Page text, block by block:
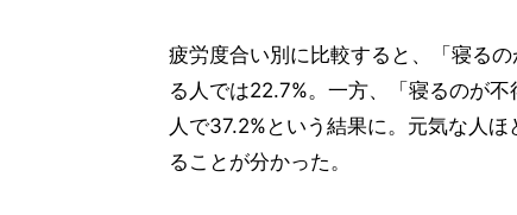
疲労度合い別に比較すると、「寝る
る人では22.7%。一方、「寝るのが
人で37.2%という結果に。元気な人
ることが分かった。